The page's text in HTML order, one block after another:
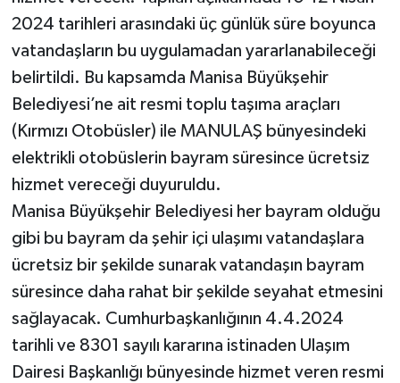
2024 tarihleri arasındaki üç günlük süre boyunca
vatandaşların bu uygulamadan yararlanabileceği
belirtildi. Bu kapsamda Manisa Büyükşehir
Belediyesi’ne ait resmi toplu taşıma araçları
(Kırmızı Otobüsler) ile MANULAŞ bünyesindeki
elektrikli otobüslerin bayram süresince ücretsiz
hizmet vereceği duyuruldu.
Manisa Büyükşehir Belediyesi her bayram olduğu
gibi bu bayram da şehir içi ulaşımı vatandaşlara
ücretsiz bir şekilde sunarak vatandaşın bayram
süresince daha rahat bir şekilde seyahat etmesini
sağlayacak. Cumhurbaşkanlığının 4.4.2024
tarihli ve 8301 sayılı kararına istinaden Ulaşım
Dairesi Başkanlığı bünyesinde hizmet veren resmi